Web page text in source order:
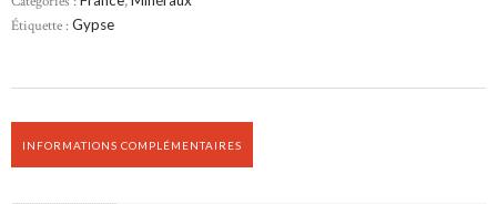
Étiquette : Gypse
INFORMATIONS COMPLÉMENTAIRES